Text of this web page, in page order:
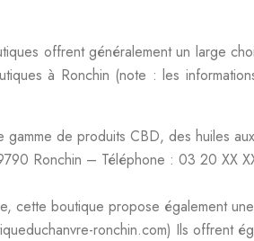
offrent généralement un large
à Ronchin (note : les
de produits CBD, des huiles
Ronchin – Téléphone : 03 20 XX
cette boutique propose également
ronchin.com) Ils offrent